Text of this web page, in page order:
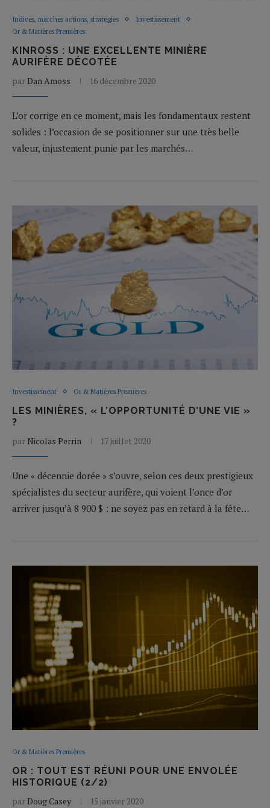
Indices, marches actions, strategies
Investissement
Or & Matières Premières
KINROSS : UNE EXCELLENTE MINIÈRE
AURIFÈRE DÉCOTÉE
parDan Amoss 16 décembre 2020
L’or corrige en ce moment, mais les fondamentaux restent
solides : l’occasion de se positionner sur une très belle
valeur, injustement punie par les marchés…
Investissement Or & Matières Premières
LES MINIÈRES, « L’OPPORTUNITÉ D’UNE VIE »
?
par Nicolas Perrin 17 juillet 2020
Une « décennie dorée » s’ouvre, selon ces deux prestigieux
spécialistes du secteur aurifère, qui voient l’once d’or
arriver jusqu’à 8 900 $ : ne soyez pas en retard à la fête…
Or & Matières Premières
OR : TOUT EST RÉUNI POUR UNE ENVOLÉE
HISTORIQUE (2/2)
parDoug Casey 15 janvier 2020